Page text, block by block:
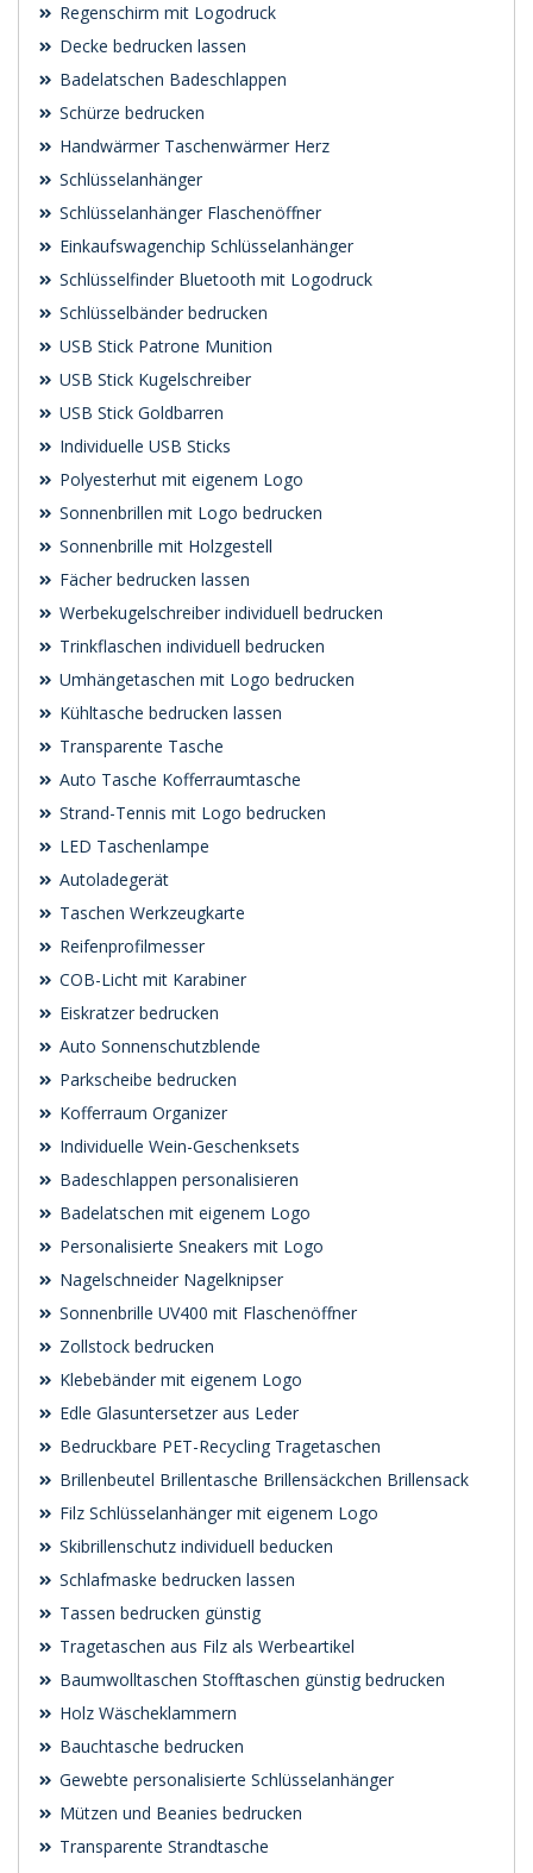
Regenschirm mit Logodruck
Decke bedrucken lassen
Badelatschen Badeschlappen
Schürze bedrucken
Handwärmer Taschenwärmer Herz
Schlüsselanhänger
Schlüsselanhänger Flaschenöffner
Einkaufswagenchip Schlüsselanhänger
Schlüsselfinder Bluetooth mit Logodruck
Schlüsselbänder bedrucken
USB Stick Patrone Munition
USB Stick Kugelschreiber
USB Stick Goldbarren
Individuelle USB Sticks
Polyesterhut mit eigenem Logo
Sonnenbrillen mit Logo bedrucken
Sonnenbrille mit Holzgestell
Fächer bedrucken lassen
Werbekugelschreiber individuell bedrucken
Trinkflaschen individuell bedrucken
Umhängetaschen mit Logo bedrucken
Kühltasche bedrucken lassen
Transparente Tasche
Auto Tasche Kofferraumtasche
Strand-Tennis mit Logo bedrucken
LED Taschenlampe
Autoladegerät
Taschen Werkzeugkarte
Reifenprofilmesser
COB-Licht mit Karabiner
Eiskratzer bedrucken
Auto Sonnenschutzblende
Parkscheibe bedrucken
Kofferraum Organizer
Individuelle Wein-Geschenksets
Badeschlappen personalisieren
Badelatschen mit eigenem Logo
Personalisierte Sneakers mit Logo
Nagelschneider Nagelknipser
Sonnenbrille UV400 mit Flaschenöffner
Zollstock bedrucken
Klebebänder mit eigenem Logo
Edle Glasuntersetzer aus Leder
Bedruckbare PET-Recycling Tragetaschen
Brillenbeutel Brillentasche Brillensäckchen Brillensack
Filz Schlüsselanhänger mit eigenem Logo
Skibrillenschutz individuell beducken
Schlafmaske bedrucken lassen
Tassen bedrucken günstig
Tragetaschen aus Filz als Werbeartikel
Baumwolltaschen Stofftaschen günstig bedrucken
Holz Wäscheklammern
Bauchtasche bedrucken
Gewebte personalisierte Schlüsselanhänger
Mützen und Beanies bedrucken
Transparente Strandtasche